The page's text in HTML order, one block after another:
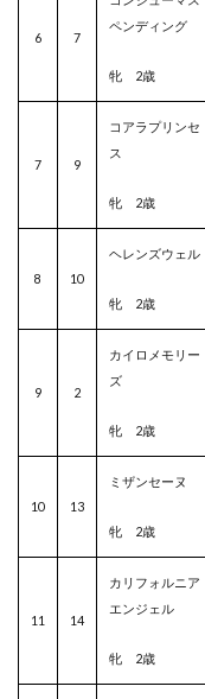
6 7
ペンディング
牝 2歳
7 9
コアラプリンセ
ス
牝 2歳
8 10
ヘレンズウェル
牝 2歳
9 2
カイロメモリー
ズ
牝 2歳
10 13
ミザンセーヌ
牝 2歳
11 14
カリフォルニア
エンジェル
牝 2歳